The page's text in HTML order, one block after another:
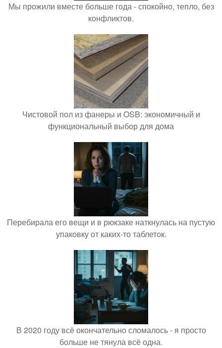
Мы прожили вместе больше года - спокойно, тепло, без
конфликтов.
Чистовой пол из фанеры и OSB: экономичный и
функциональный выбор для дома
Перебирала его вещи и в рюкзаке наткнулась на пустую
упаковку от каких-то таблеток.
В 2020 году всё окончательно сломалось - я просто
больше не тянула всё одна.